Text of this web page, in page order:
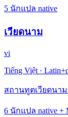
5 นักแปล native
เวียดนาม
vi
Tiếng Việt ·
สถานทูตเวียดนาม
6 นักแปล native +